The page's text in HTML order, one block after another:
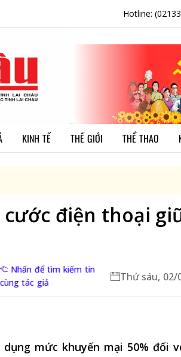
Hotline:
KINH TẾ THẾ GIỚI THỂ THAO
cước điện thoại
Nhấn để tìm kiếm tin
cùng tác giả
Thứ sáu, 02/
mức khuyến mại 50% đối